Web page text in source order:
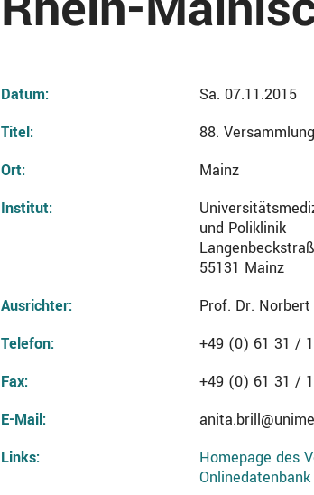
Datum:
Sa. 07.11.2015
Titel:
88.
Ort:
Mainz
Institut:
und Poliklinik
55131 Mainz
Ausrichter:
Prof. Dr.
Telefon:
+49 (0) 61 31 /
Fax:
+49 (0) 61 31 /
E-Mail:
Links:
Homepage des